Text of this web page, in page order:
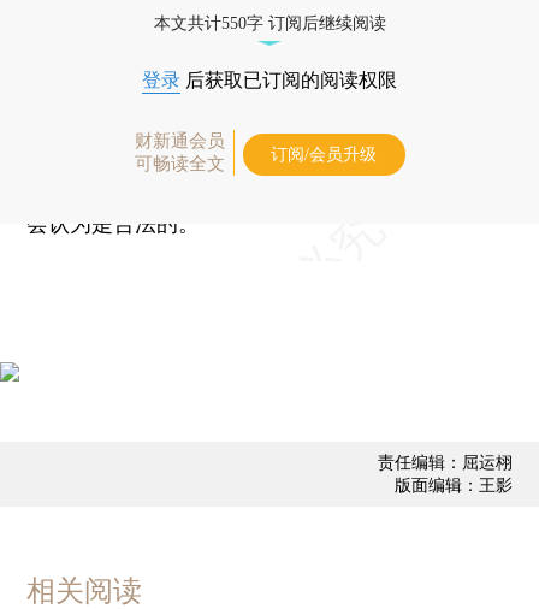
到深圳，运营商会发来短信欢迎来到深圳，APP上
会看到很多深圳本地广告的推送，一半以上的人认
钟一次、每天24小时追踪用户的位置，绘制轨迹曲
会认为是合法的。
本文共计550字 订阅后继续阅读
登录 后获取已订阅的阅读权限
财新通会员
可畅读全文
订阅/会员升级
责任编辑：屈运栩
版面编辑：王影
相关阅读